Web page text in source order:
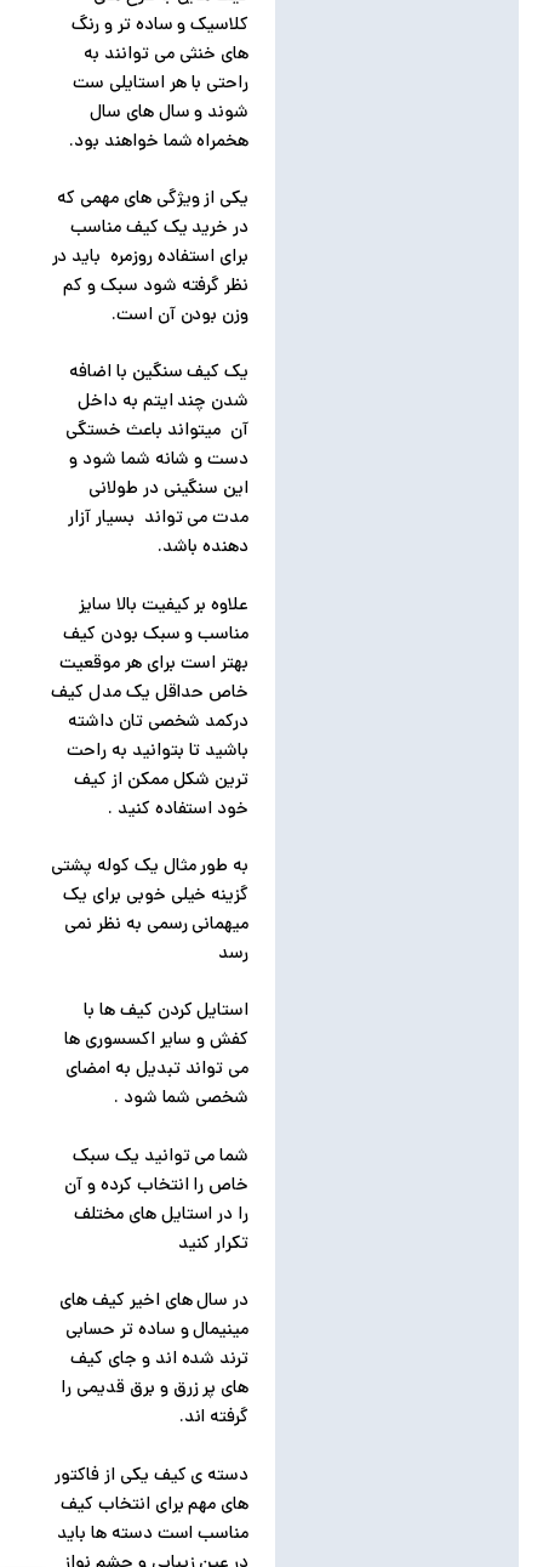
کلاسیک و ساده تر و رنگ
های خنثی می توانند به
راحتی با هر استایلی ست
شوند و سال های سال
هخمراه شما خواهند بود.
یکی از ویژگی های مهمی که
در خرید یک کیف مناسب
برای استفاده روزمره باید در
نظر گرفته شود سبک و کم
وزن بودن آن است.
یک کیف سنگین با اضافه
شدن چند ایتم به داخل
آن میتواند باعث خستگی
دست و شانه شما شود و
این سنگینی در طولانی
مدت می تواند بسیار آزار
دهنده باشد.
علاوه بر کیفیت بالا سایز
مناسب و سبک بودن کیف
بهتر است برای هر موقعیت
خاص حداقل یک مدل کیف
درکمد شخصی تان داشته
باشید تا بتوانید به راحت
ترین شکل ممکن از کیف
خود استفاده کنید .
به طور مثال یک کوله پشتی
گزینه خیلی خوبی برای یک
میهمانی رسمی به نظر نمی
رسد
استایل کردن کیف ها با
کفش و سایر اکسسوری ها
می تواند تبدیل به امضای
شخصی شما شود .
شما می توانید یک سبک
خاص را انتخاب کرده و آن
را در استایل های مختلف
تکرار کنید
در سال های اخیر کیف های
مینیمال و ساده تر حسابی
ترند شده اند و جای کیف
های پر زرق و برق قدیمی را
گرفته اند.
دسته ی کیف یکی از فاکتور
های مهم برای انتخاب کیف
مناسب است دسته ها باید